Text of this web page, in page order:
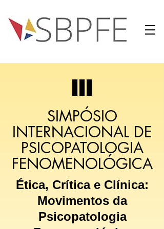
III
SIMPÓSIO
INTERNACIONAL DE
PSICOPATOLOGIA
FENOMENOLÓGICA
Ética, Crítica e Clínica:
Movimentos da
Psicopatologia